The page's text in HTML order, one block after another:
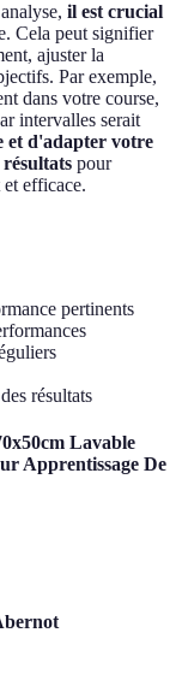
il est crucial
Cela peut signifier
ajuster la
Par exemple,
dans votre course,
intervalles serait
et d'adapter votre
pour
efficace.
pertinents
résultats
Lavable
Apprentissage De